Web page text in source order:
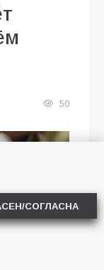
50
СОГЛАСНА